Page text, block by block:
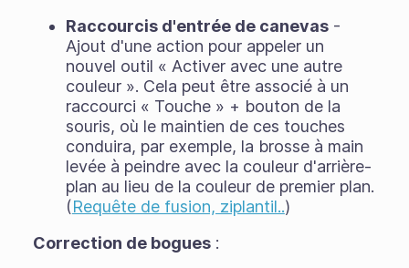
Raccourcis d'entrée de canevas-
Ajout d'une action pour appeler un
nouvel outil « Activer avec une autre
couleur ». Cela peut être associé à un
raccourci « Touche » + bouton de la
souris, où le maintien de ces touches
conduira, par exemple, la brosse à main
levée à peindre avec la couleur d'arrière-
plan au lieu de la couleur de premier plan.
(Requête de fusion, ziplantil..)
Correction de bogues: